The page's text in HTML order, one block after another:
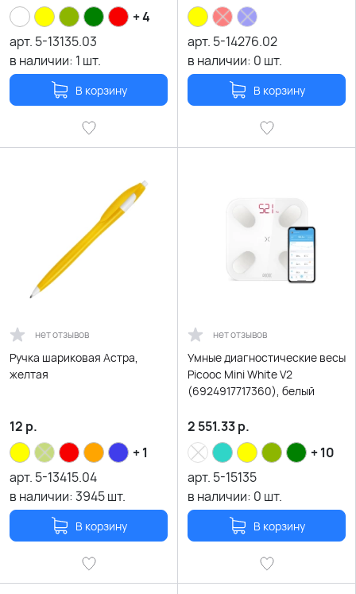
+ 4
арт. 5-13135.03
в наличии: 1 шт.
В корзину
арт. 5-14276.02
в наличии: 0 шт.
В корзину
нет отзывов
Ручка шариковая Астра,
желтая
12 р.
+ 1
арт. 5-13415.04
в наличии:3945шт.
В корзину
нет отзывов
Умные диагностические весы
Picooc Mini White V2
(6924917717360), белый
2 551.33р.
+ 10
арт. 5-15135
в наличии: 0 шт.
В корзину